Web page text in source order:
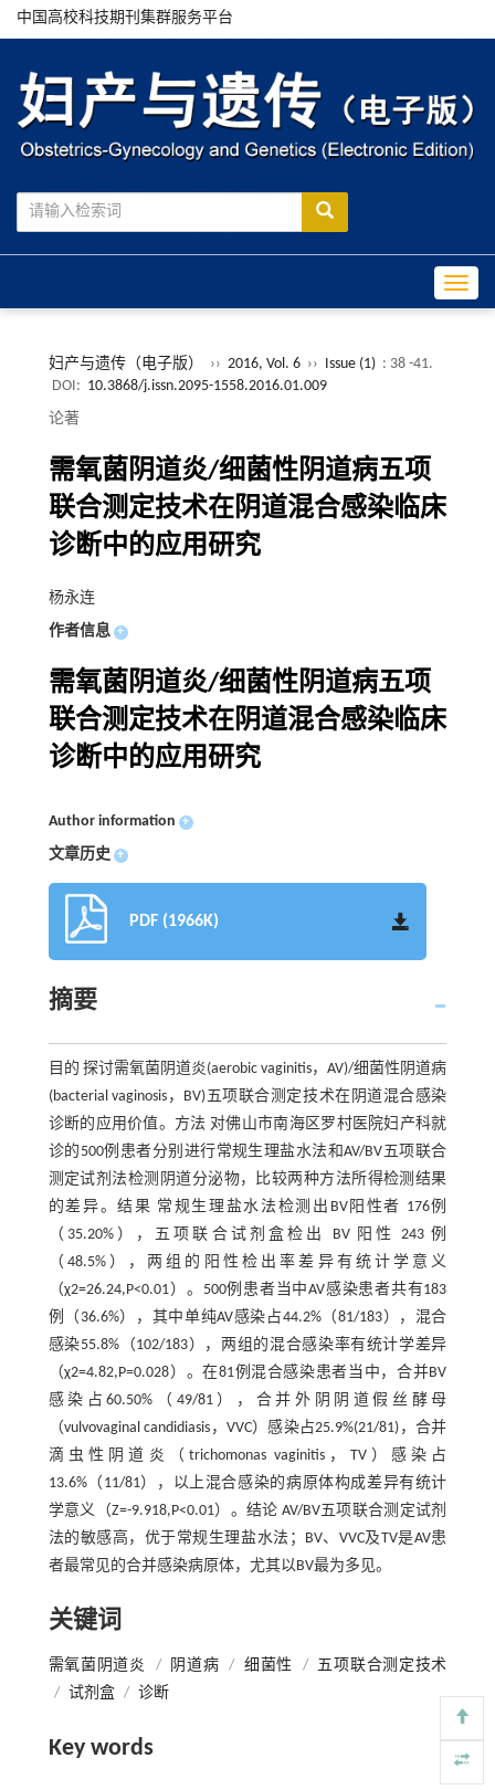
中国高校科技期刊集群服务平台
妇产与遗传（电子版） ›› 2016, Vol. 6 ›› Issue (1) : 38 -41.
DOI: 10.3868/j.issn.2095-1558.2016.01.009
论著
需氧菌阴道炎/细菌性阴道病五项
联合测定技术在阴道混合感染临床
诊断中的应用研究
杨永连
作者信息 +
需氧菌阴道炎/细菌性阴道病五项
联合测定技术在阴道混合感染临床
诊断中的应用研究
Author information +
文章历史 +
PDF (1966K)
摘要
目的 探讨需氧菌阴道炎(aerobic vaginitis，AV)/细菌性阴道病
(bacterial vaginosis，BV)五项联合测定技术在阴道混合感染
诊断的应用价值。方法 对佛山市南海区罗村医院妇产科就
诊的500例患者分别进行常规生理盐水法和AV/BV五项联合
测定试剂法检测阴道分泌物，比较两种方法所得检测结果
的差异。结果 常规生理盐水法检测出BV阳性者 176例
（35.20%），五项联合试剂盒检出 BV 阳性 243 例
（48.5%），两组的阳性检出率差异有统计学意义
（χ2=26.24,P<0.01）。500例患者当中AV感染患者共有183
例（36.6%），其中单纯AV感染占44.2%（81/183），混合
感染55.8%（102/183），两组的混合感染率有统计学差异
（χ2=4.82,P=0.028）。在81例混合感染患者当中，合并BV
感染占60.50%（49/81），合并外阴阴道假丝酵母
（vulvovaginal candidiasis，VVC）感染占25.9%(21/81)，合并
滴虫性阴道炎（trichomonas vaginitis，TV）感染占
13.6%（11/81），以上混合感染的病原体构成差异有统计
学意义（Z=-9.918,P<0.01）。结论 AV/BV五项联合测定试剂
法的敏感高，优于常规生理盐水法；BV、VVC及TV是AV患
者最常见的合并感染病原体，尤其以BV最为多见。
关键词
需氧菌阴道炎 / 阴道病 / 细菌性 / 五项联合测定技术
/ 试剂盒 / 诊断
Key words